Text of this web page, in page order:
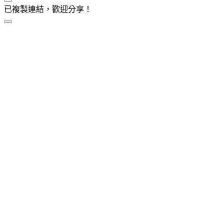
已複製連結，歡迎分享！